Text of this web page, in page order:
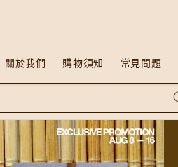
關於我們 購物須知 常見問題